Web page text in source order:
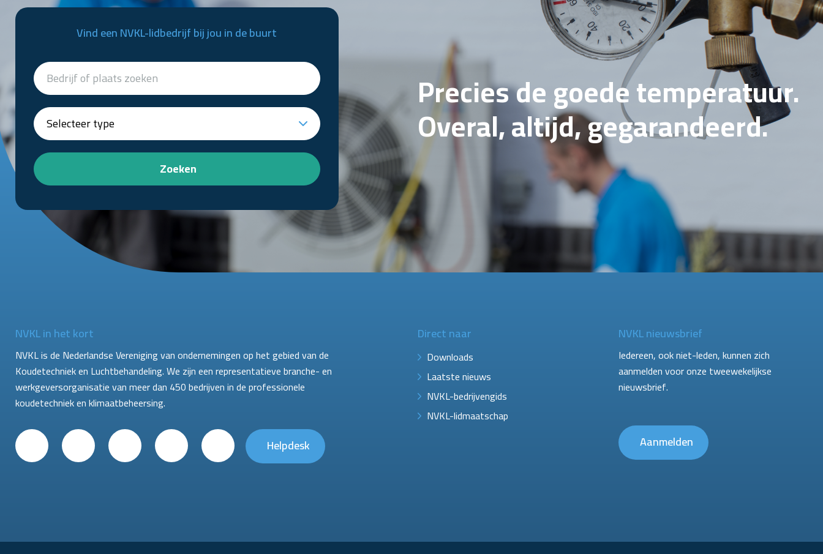
Vind een NVKL-lidbedrijf bij jou in de buurt
Zoeken
Precies de goede temperatuur.
Overal, altijd, gegarandeerd.
NVKL in het kort
NVKL is de Nederlandse Vereniging van ondernemingen op het gebied van de
Koudetechniek en Luchtbehandeling. We zijn een representatieve branche- en
werkgeversorganisatie van meer dan 450 bedrijven in de professionele
koudetechniek en klimaatbeheersing.
Helpdesk
Direct naar
Downloads
Laatste nieuws
NVKL-bedrijvengids
NVKL-lidmaatschap
NVKL nieuwsbrief
Iedereen, ook niet-leden, kunnen zich
aanmelden voor onze tweewekelijkse
nieuwsbrief.
Aanmelden